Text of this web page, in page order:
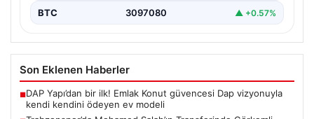
BTC 3097080 ▲ +0.57%
Son Eklenen Haberler
■DAP Yapı’dan bir ilk! Emlak Konut güvencesi Dap vizyonuyla
kendi kendini ödeyen ev modeli